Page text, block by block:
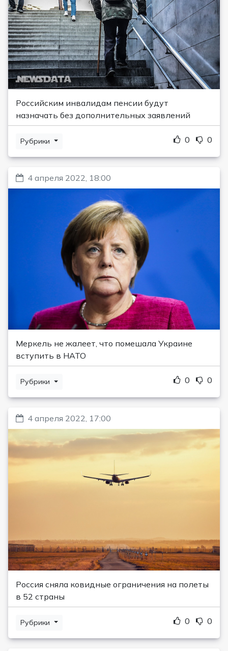
Российским инвалидам пенсии будут
назначать без дополнительных заявлений
Рубрики 0 0
4 апреля 2022, 18:00
Меркель не жалеет, что помешала Украине
вступить в НАТО
Рубрики 0 0
4 апреля 2022, 17:00
Россия сняла ковидные ограничения на полеты
в 52 страны
Рубрики 0 0